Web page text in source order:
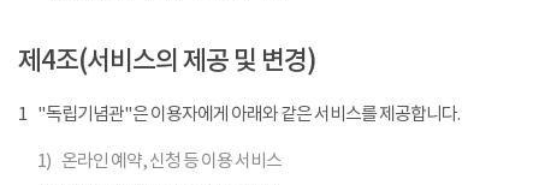
제4조(서비스의 제공 및 변경)
1 "독립기념관"은 이용자에게 아래와 같은 서비스를 제공합니다.
1) 온라인 예약, 신청 등 이용 서비스